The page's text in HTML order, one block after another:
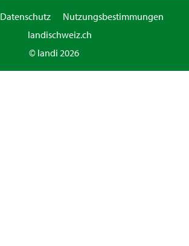
Datenschutz
Nutzungsbestimmungen
landischweiz.ch
© landi 2026